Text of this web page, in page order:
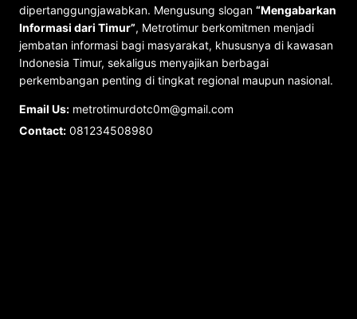
dipertanggungjawabkan. Mengusung slogan “Mengabarkan
Informasi dari Timur”, Metrotimur berkomitmen menjadi
jembatan informasi bagi masyarakat, khususnya di kawasan
Indonesia Timur, sekaligus menyajikan berbagai
perkembangan penting di tingkat regional maupun nasional.
Email Us: metrotimurdotc0m@gmail.com
Contact: 081234508980